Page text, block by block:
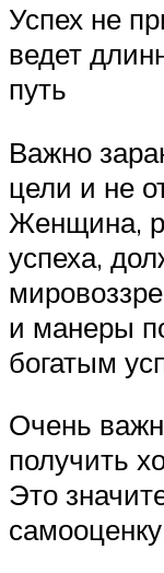
Успех не
ведет
путь
Важно
цели и не
Женщина,
успеха,
и манеры
богатым
Очень
получить
Это